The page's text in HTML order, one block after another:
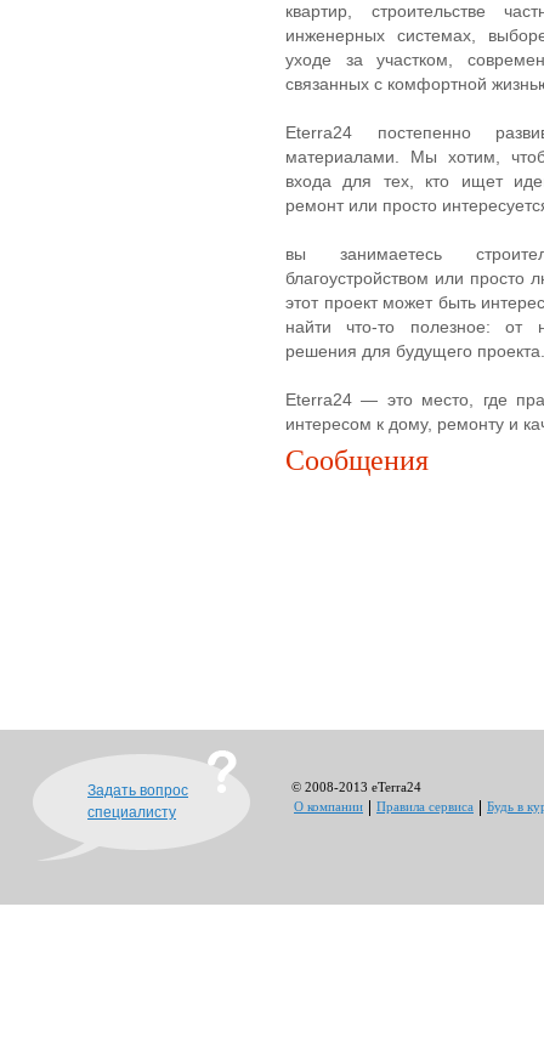
квартир, строительстве
инженерных системах,
уходе за участком,
связанных с комфортной
Eterra24 постепенно
материалами. Мы хотим,
входа для тех, кто ищет
ремонт или просто
вы занимаетесь
благоустройством или просто
этот проект может быть
найти что-то полезное: от
решения для будущего проекта.
Eterra24 — это место, где
интересом к дому, ремонту и
Сообщения
Задать вопрос
специалисту
© 2008-2013 eTerra24
О компании
Правила сервиса Будь в